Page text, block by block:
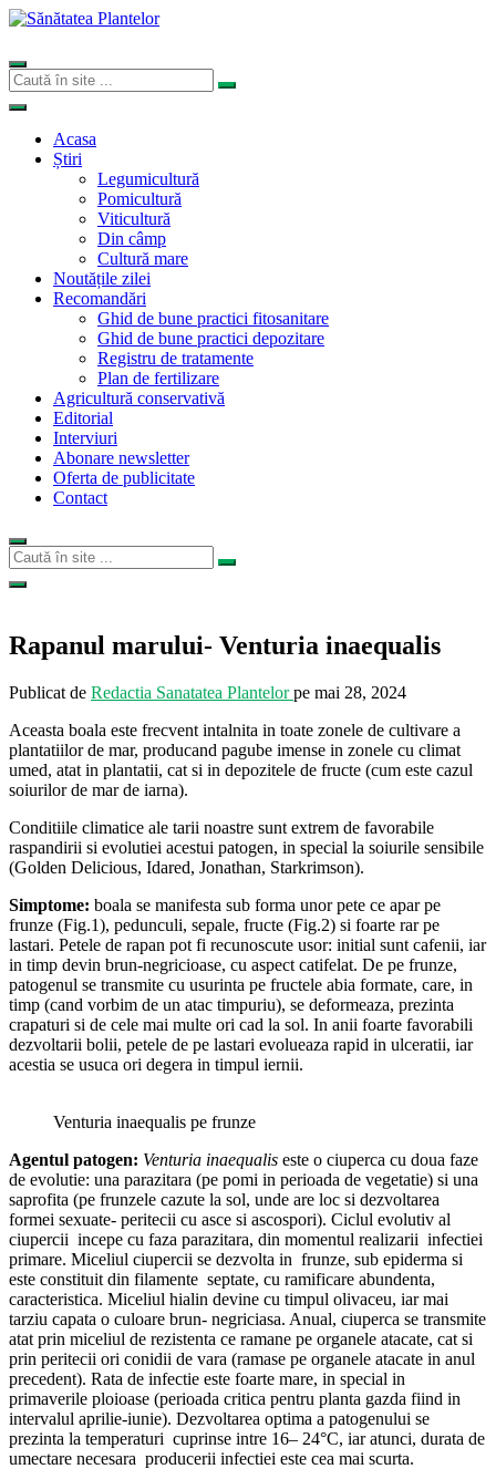
Acasa
Știri
Legumicultură
Pomicultură
Viticultură
Din câmp
Cultură mare
Noutățile zilei
Recomandări
Ghid de bune practici fitosanitare
Ghid de bune practici depozitare
Registru de tratamente
Plan de fertilizare
Agricultură conservativă
Editorial
Interviuri
Abonare newsletter
Oferta de publicitate
Contact
Rapanul marului- Venturia inaequalis
Publicat de Redactia Sanatatea Plantelorpe mai 28, 2024
Aceasta boala este frecvent intalnita in toate zonele de cultivare a
plantatiilor de mar, producand pagube imense in zonele cu climat
umed, atat in plantatii, cat si in depozitele de fructe (cum este cazul
soiurilor de mar de iarna).
Conditiile climatice ale tarii noastre sunt extrem de favorabile
raspandirii si evolutiei acestui patogen, in special la soiurile sensibile
(Golden Delicious, Idared, Jonathan, Starkrimson).
Simptome: boala se manifesta sub forma unor pete ce apar pe
frunze (Fig.1), pedunculi, sepale, fructe (Fig.2) si foarte rar pe
lastari. Petele de rapan pot fi recunoscute usor: initial sunt cafenii, iar
in timp devin brun-negricioase, cu aspect catifelat. De pe frunze,
patogenul se transmite cu usurinta pe fructele abia formate, care, in
timp (cand vorbim de un atac timpuriu), se deformeaza, prezinta
crapaturi si de cele mai multe ori cad la sol. In anii foarte favorabili
dezvoltarii bolii, petele de pe lastari evolueaza rapid in ulceratii, iar
acestia se usuca ori degera in timpul iernii.
Venturia inaequalis pe frunze
Agentul patogen: Venturia inaequalis este o ciuperca cu doua faze
de evolutie: una parazitara (pe pomi in perioada de vegetatie) si una
saprofita (pe frunzele cazute la sol, unde are loc si dezvoltarea
formei sexuate- peritecii cu asce si ascospori). Ciclul evolutiv al
ciupercii incepe cu faza parazitara, din momentul realizarii infectiei
primare. Miceliul ciupercii se dezvolta in frunze, sub epiderma si
este constituit din filamente septate, cu ramificare abundenta,
caracteristica. Miceliul hialin devine cu timpul olivaceu, iar mai
tarziu capata o culoare brun- negriciasa. Anual, ciuperca se transmite
atat prin miceliul de rezistenta ce ramane pe organele atacate, cat si
prin peritecii ori conidii de vara (ramase pe organele atacate in anul
precedent). Rata de infectie este foarte mare, in special in
primaverile ploioase (perioada critica pentru planta gazda fiind in
intervalul aprilie-iunie). Dezvoltarea optima a patogenului se
prezinta la temperaturi cuprinse intre 16– 24°C, iar atunci, durata de
umectare necesara producerii infectiei este cea mai scurta.